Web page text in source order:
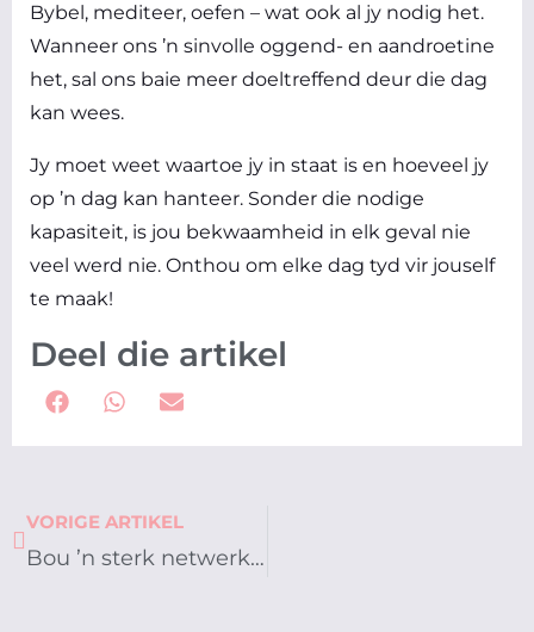
Bybel, mediteer, oefen – wat ook al jy nodig het.
Wanneer ons ’n sinvolle oggend- en aandroetine
het, sal ons baie meer doeltreffend deur die dag
kan wees.
Jy moet weet waartoe jy in staat is en hoeveel jy
op ’n dag kan hanteer. Sonder die nodige
kapasiteit, is jou bekwaamheid in elk geval nie
veel werd nie. Onthou om elke dag tyd vir jouself
te maak!
Deel die artikel
Prev
VORIGE ARTIKEL
Bou ’n sterk netwerk vir vinniger loopbaan sukses